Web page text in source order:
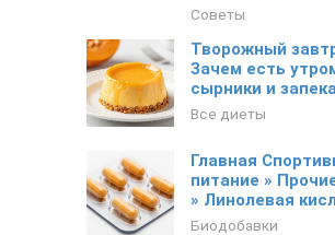
Советы
Творожный
Зачем есть
сырники и
Все диеты
Главная
питание »
» Линолевая
Биодобавки